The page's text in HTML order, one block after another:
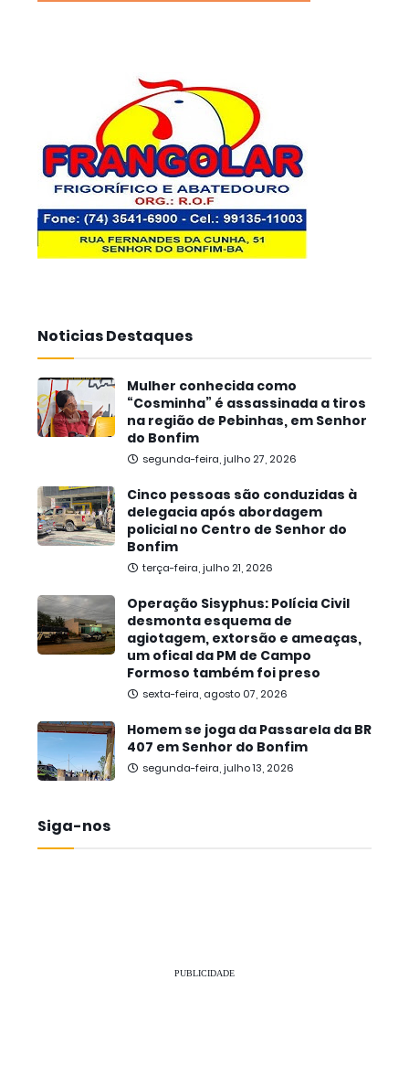
Noticias Destaques
Mulher conhecida como
“Cosminha” é assassinada a tiros
na região de Pebinhas, em Senhor
do Bonfim
segunda-feira, julho 27, 2026
Cinco pessoas são conduzidas à
delegacia após abordagem
policial no Centro de Senhor do
Bonfim
terça-feira, julho 21, 2026
Operação Sisyphus: Polícia Civil
desmonta esquema de
agiotagem, extorsão e ameaças,
um ofical da PM de Campo
Formoso também foi preso
sexta-feira, agosto 07, 2026
Homem se joga da Passarela da BR
407 em Senhor do Bonfim
segunda-feira, julho 13, 2026
Siga-nos
PUBLICIDADE